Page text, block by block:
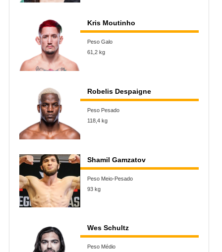
Kris Moutinho
Peso Galo
61,2 kg
Robelis Despaigne
Peso Pesado
118,4 kg
Shamil Gamzatov
Peso Meio-Pesado
93 kg
Wes Schultz
Peso Médio